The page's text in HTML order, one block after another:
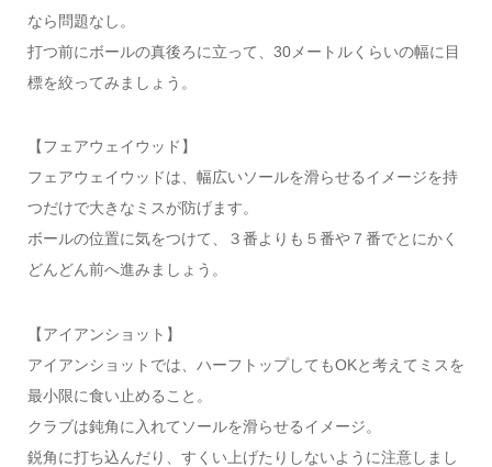
なら問題なし。
打つ前にボールの真後ろに立って、30メートルくらいの幅に目
標を絞ってみましょう。
【フェアウェイウッド】
フェアウェイウッドは、幅広いソールを滑らせるイメージを持
つだけで大きなミスが防げます。
ボールの位置に気をつけて、３番よりも５番や７番でとにかく
どんどん前へ進みましょう。
【アイアンショット】
アイアンショットでは、ハーフトップしてもOKと考えてミスを
最小限に食い止めること。
クラブは鈍角に入れてソールを滑らせるイメージ。
鋭角に打ち込んだり、すくい上げたりしないように注意しまし